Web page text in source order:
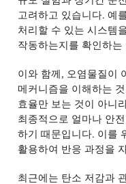
고려하고 있습니다. 예
처리할 수 있는 시스템
작동하는지를 확인하
이와 함께 , 오염물질이
메커니즘을 이해하는
효율만 보는 것이 아니
최종적으로 얼마나 안
하기 때문입니다. 이를
활용하여 반응 과정을
최근에는 탄소 저감과